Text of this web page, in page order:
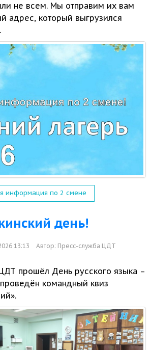
не всем. Мы отправим их вам
адрес, который выгрузился
информация по 2 смене
день!
13:13 Автор: Пресс-служба ЦДТ
прошёл День русского языка –
командный квиз